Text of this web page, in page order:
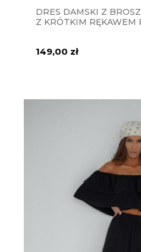
DRES DAMSKI Z
Z KRÓTKIM RĘKAWEM
149,00 zł